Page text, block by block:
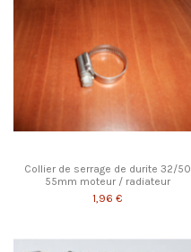
Collier de serrage de durite 32/50
55mm moteur / radiateur
1,96 €